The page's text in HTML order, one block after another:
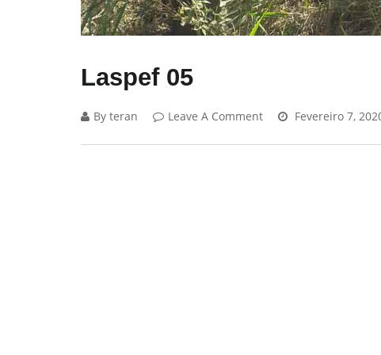
Laspef 05
By teran Leave A Comment Fevereiro 7,